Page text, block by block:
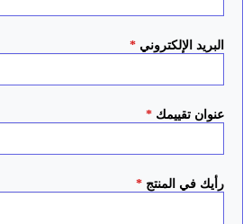
البريد الإلكتروني *
عنوان تقييمك *
رأيك في المنتج *